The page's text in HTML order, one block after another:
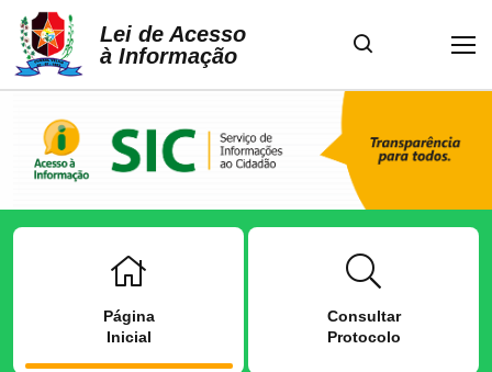
Lei de Acesso
à Informação
Página
Inicial
Consultar
Protocolo